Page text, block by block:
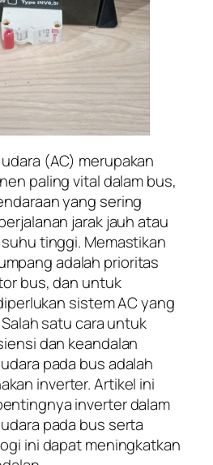
(AC) merupakan
paling vital dalam bus,
yang sering
jarak jauh atau
tinggi. Memastikan
adalah prioritas
bus, dan untuk
sistem AC yang
satu cara untuk
dan keandalan
pada bus adalah
inverter. Artikel ini
inverter dalam
pada bus serta
ini dapat meningkatkan